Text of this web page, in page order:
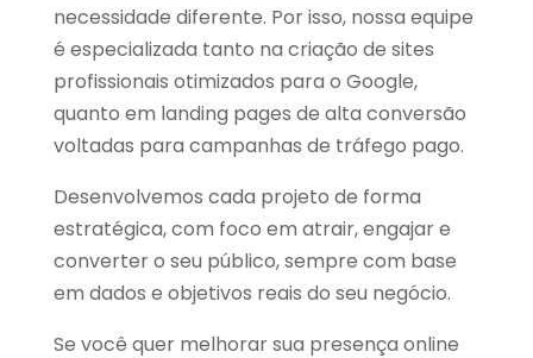
necessidade diferente. Por isso, nossa equipe
é especializada tanto na criação de sites
profissionais otimizados para o Google,
quanto em landing pages de alta conversão
voltadas para campanhas de tráfego pago.
Desenvolvemos cada projeto de forma
estratégica, com foco em atrair, engajar e
converter o seu público, sempre com base
em dados e objetivos reais do seu negócio.
Se você quer melhorar sua presença online